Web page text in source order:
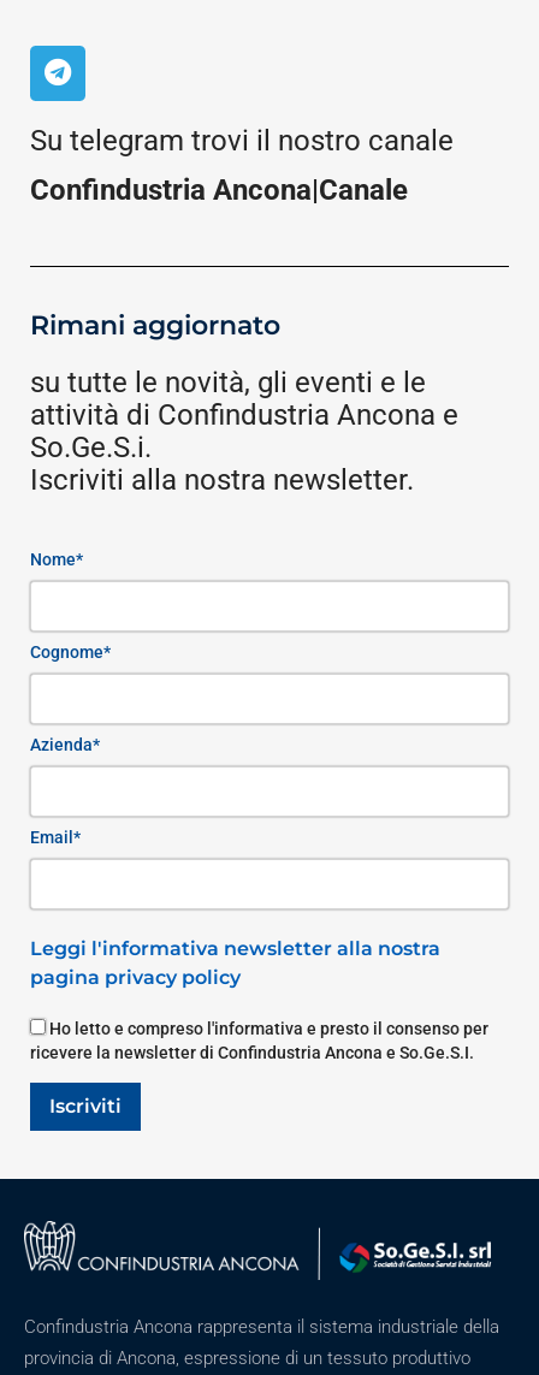
Su telegram trovi il nostro canale
Confindustria Ancona|Canale
Rimani aggiornato
su tutte le novità, gli eventi e le
attività di Confindustria Ancona e
So.Ge.S.i.
Iscriviti alla nostra newsletter.
Nome*
Cognome*
Azienda*
Email*
Leggi l'informativa newsletter alla nostra
pagina privacy policy
Ho letto e compreso l'informativa e presto il consenso per
ricevere la newsletter di Confindustria Ancona e So.Ge.S.I.
Iscriviti
Confindustria Ancona rappresenta il sistema industriale della
provincia di Ancona, espressione di un tessuto produttivo